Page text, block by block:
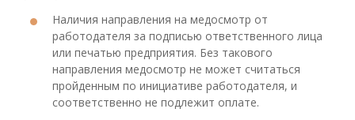
Наличия направления на медосмотр от
работодателя за подписью ответственного лица
или печатью предприятия. Без такового
направления медосмотр не может считаться
пройденным по инициативе работодателя, и
соответственно не подлежит оплате.